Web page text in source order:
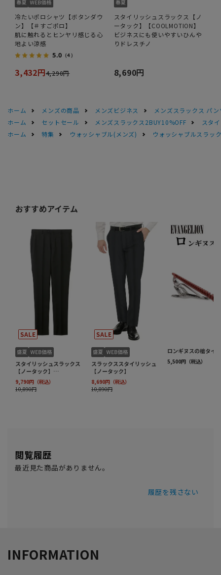
冷たいポロシャツ【ボタンダウ
ン】【＃すごポロ】
肌に触れるとヒンヤリ感じる心
地よい涼感
5.0 （4）
3,432円4,290円
スタイリッシュスラックス【ノ
ータック】【COOLMOTION】
ビジネスにも使いやすいひんや
りドレスチノ
8,690円
ホーム メンズの商品 メンズビジネス
メンズスラックス パン
ホーム
セットセール メンズスラックス2BUY10%OFF
スタ
ホーム
特集 ウォッシャブル(メンズ) ウォッシャブルスラッ
閲覧履歴
最近見た商品がありません。
履歴を残さない
INFORMATION